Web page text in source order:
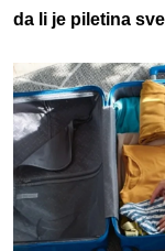
da li je piletina